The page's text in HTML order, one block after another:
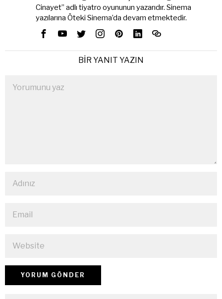
Cinayet” adlı tiyatro oyununun yazarıdır. Sinema
yazılarına Öteki Sinema’da devam etmektedir.
BIR YANIT YAZIN